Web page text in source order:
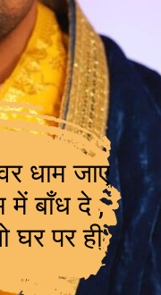
धाम जाए
में बाँध दे ,
घर पर ही